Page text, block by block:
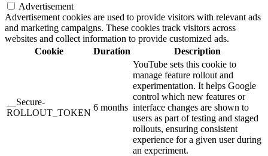
Advertisement
Advertisement cookies are used to provide visitors with relevant ads
and marketing campaigns. These cookies track visitors across
websites and collect information to provide customized ads.
Cookie
Duration Description
__Secure-
ROLLOUT_TOKEN
6 months
YouTube sets this cookie to
manage feature rollout and
experimentation. It helps Google
control which new features or
interface changes are shown to
users as part of testing and staged
rollouts, ensuring consistent
experience for a given user during
an experiment.